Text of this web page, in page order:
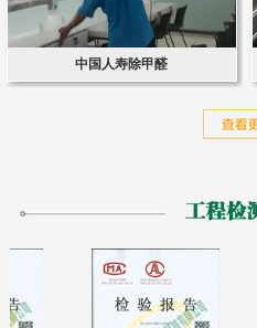
中国人寿除甲醛